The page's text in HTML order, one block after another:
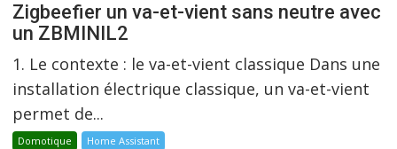
Zigbeefier un va-et-vient sans neutre avec
un ZBMINIL2
1. Le contexte : le va-et-vient classique Dans une
installation électrique classique, un va-et-vient
permet de...
Domotique Home Assistant